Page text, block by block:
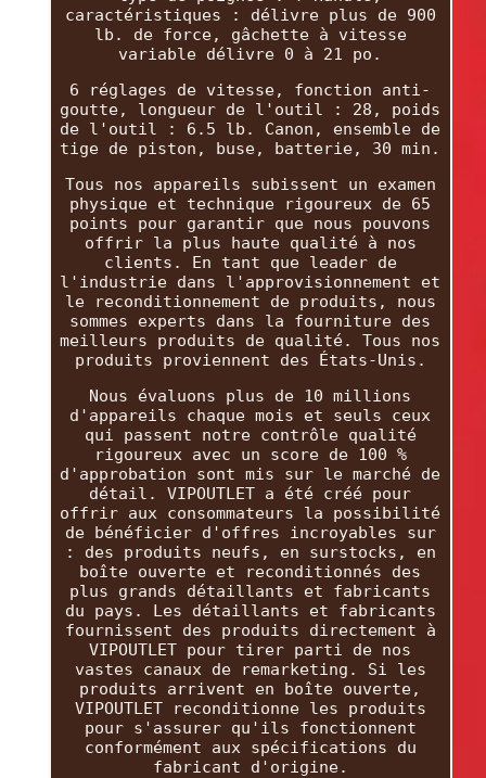
caractéristiques : délivre plus de 900
lb. de force, gâchette à vitesse
variable délivre 0 à 21 po.
6 réglages de vitesse, fonction anti-
goutte, longueur de l'outil : 28, poids
de l'outil : 6.5 lb. Canon, ensemble de
tige de piston, buse, batterie, 30 min.
Tous nos appareils subissent un examen
physique et technique rigoureux de 65
points pour garantir que nous pouvons
offrir la plus haute qualité à nos
clients. En tant que leader de
l'industrie dans l'approvisionnement et
le reconditionnement de produits, nous
sommes experts dans la fourniture des
meilleurs produits de qualité. Tous nos
produits proviennent des États-Unis.
Nous évaluons plus de 10 millions
d'appareils chaque mois et seuls ceux
qui passent notre contrôle qualité
rigoureux avec un score de 100 %
d'approbation sont mis sur le marché de
détail. VIPOUTLET a été créé pour
offrir aux consommateurs la possibilité
de bénéficier d'offres incroyables sur
: des produits neufs, en surstocks, en
boîte ouverte et reconditionnés des
plus grands détaillants et fabricants
du pays. Les détaillants et fabricants
fournissent des produits directement à
VIPOUTLET pour tirer parti de nos
vastes canaux de remarketing. Si les
produits arrivent en boîte ouverte,
VIPOUTLET reconditionne les produits
pour s'assurer qu'ils fonctionnent
conformément aux spécifications du
fabricant d'origine.